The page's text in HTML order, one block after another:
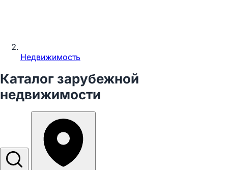
Недвижимость
Каталог зарубежной
недвижимости